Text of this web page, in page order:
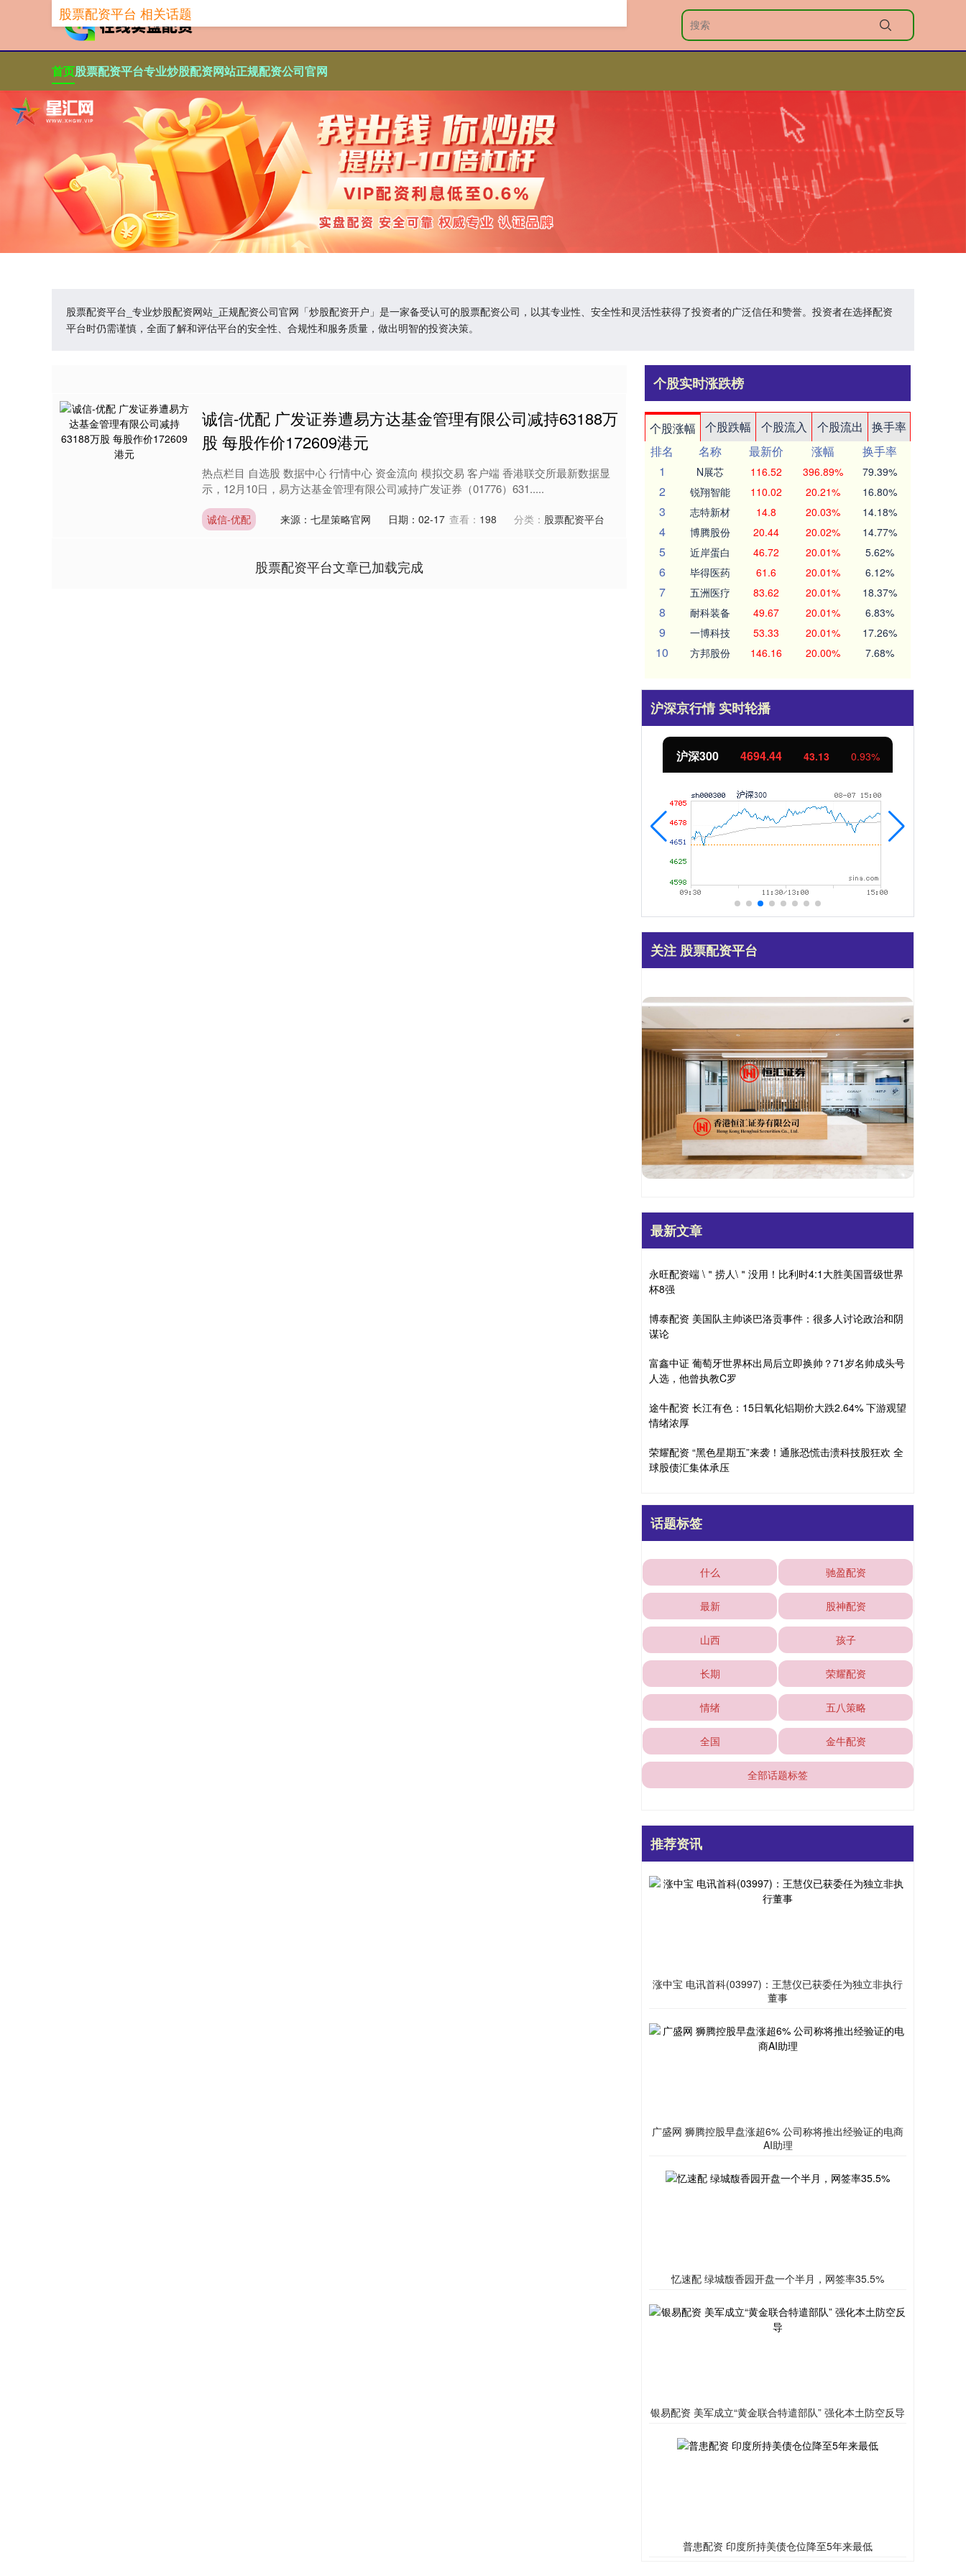
首页股票配资平台专业炒股配资网站正规配资公司官网
股票配资平台_专业炒股配资网站_正规配资公司官网「炒股配资开户」是一家备受认可的股票配资公司，以其专业性、安全性和灵活性获得了投资者的广泛信任和赞誉。投资者在选择配资
平台时仍需谨慎，全面了解和评估平台的安全性、合规性和服务质量，做出明智的投资决策。
股票配资平台 相关话题
诚信-优配 广发证券遭易方达基金管理有限公司减持63188万
股 每股作价172609港元
热点栏目 自选股 数据中心 行情中心 资金流向 模拟交易 客户端 香港联交所最新数据显
示，12月10日，易方达基金管理有限公司减持广发证券（01776）631.....
诚信-优配 来源：七星策略官网 日期：02-17 查看： 198 分类： 股票配资平台
股票配资平台文章已加载完成
个股实时涨跌榜
个股涨幅 个股跌幅 个股流入 个股流出
换手率
排名
名称 最新价 涨幅
换手率
1
N展芯 116.52 396.89% 79.39%
2 锐翔智能 110.02 20.21% 16.80%
3 志特新材 14.8 20.03% 14.18%
4 博腾股份 20.44 20.02% 14.77%
5 近岸蛋白 46.72 20.01% 5.62%
6 毕得医药 61.6 20.01% 6.12%
7 五洲医疗 83.62 20.01% 18.37%
8 耐科装备 49.67 20.01% 6.83%
9 一博科技 53.33 20.01% 17.26%
10 方邦股份 146.16 20.00% 7.68%
沪深京行情 实时轮播
北证50 1134.24 11.37
关注 股票配资平台
最新文章
永旺配资端 \＂捞人\＂没用！比利时4:1大胜美国晋级世界
杯8强
博泰配资 美国队主帅谈巴洛贡事件：很多人讨论政治和阴
谋论
富鑫中证 葡萄牙世界杯出局后立即换帅？71岁名帅成头号
人选，他曾执教C罗
途牛配资 长江有色：15日氧化铝期价大跌2.64% 下游观望
情绪浓厚
荣耀配资 “黑色星期五”来袭！通胀恐慌击溃科技股狂欢 全
球股债汇集体承压
话题标签
什么 驰盈配资
最新 股神配资
山西 孩子
长期 荣耀配资
情绪 五八策略
全国 金牛配资
全部话题标签
推荐资讯
涨中宝 电讯首科(03997)：王慧仪已获委任为独立非执行
董事
广盛网 狮腾控股早盘涨超6% 公司称将推出经验证的电商
AI助理
忆速配 绿城馥香园开盘一个半月，网签率35.5%
银易配资 美军成立“黄金联合特遣部队” 强化本土防空反导
普患配资 印度所持美债仓位降至5年来最低